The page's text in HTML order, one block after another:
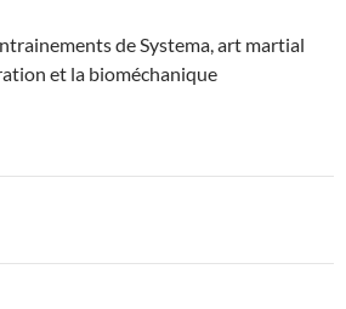
de Systema, art martial
et la bioméchanique